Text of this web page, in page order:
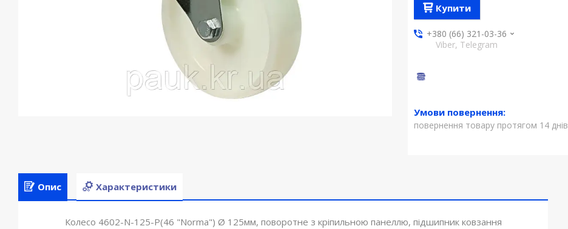
Купити
+380 (66) 321-03-36
Viber, Telegram
повернення товару протягом 14 днів
Опис Характеристики
Колесо 4602-N-125-P(46 "Norma") Ø 125мм, поворотне з кріпильною панеллю, підшипник ковзання